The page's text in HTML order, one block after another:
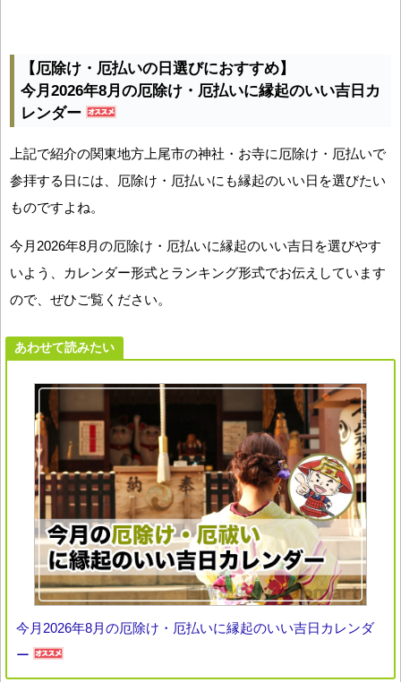
【厄除け・厄払いの日選びにおすすめ】
今月2026年8月の厄除け・厄払いに縁起のいい吉日カ
レンダー
上記で紹介の関東地方上尾市の神社・お寺に厄除け・厄払いで
参拝する日には、厄除け・厄払いにも縁起のいい日を選びたい
ものですよね。
今月2026年8月の厄除け・厄払いに縁起のいい吉日を選びやす
いよう、カレンダー形式とランキング形式でお伝えしています
ので、ぜひご覧ください。
あわせて読みたい
今月2026年8月の厄除け・厄払いに縁起のいい吉日カレンダ
ー